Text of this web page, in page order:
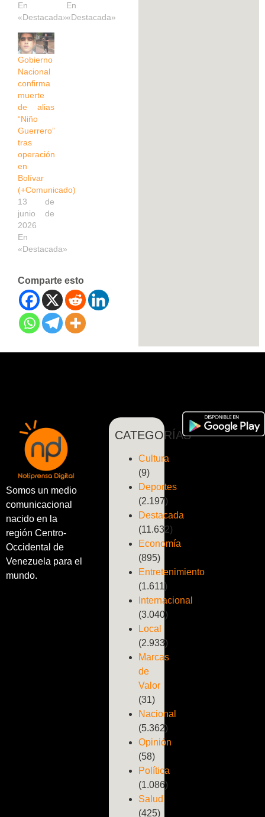
En
«Destacada»
En
«Destacada»
Gobierno
Nacional
confirma
muerte
de alias
“Niño
Guerrero”
tras
operación
en
Bolívar
(+Comunicado)
13 de
junio de
2026
En
«Destacada»
Comparte esto
Somos un medio
comunicacional
nacido en la
región Centro-
Occidental de
Venezuela para el
mundo.
CATEGORÍAS
Cultura
(9)
Deportes
(2.197)
Destacada
(11.632)
Economía
(895)
Entretenimiento
(1.611)
Internacional
(3.040)
Local
(2.933)
Marcas
de
Valor
(31)
Nacional
(5.362)
Opinión
(58)
Política
(1.086)
Salud
(425)